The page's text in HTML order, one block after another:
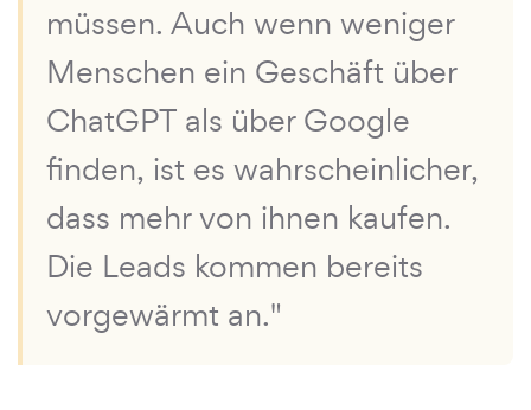
müssen. Auch wenn weniger
Menschen ein Geschäft über
ChatGPT als über Google
finden, ist es wahrscheinlicher,
dass mehr von ihnen kaufen.
Die Leads kommen bereits
vorgewärmt an."